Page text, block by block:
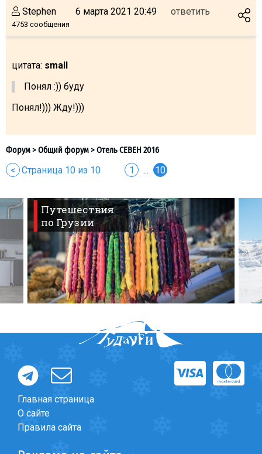
Stephen
4753 сообщения
6 марта 2021 20:49 ответить
цитата: small
Понял :)) буду
Понял!))) Жду!)))
< Страница 10 из 10 1 ... 10
Путешествия
по Грузии
Главная страница
О сайте
Правила сайта